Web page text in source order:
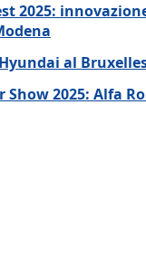
2025:
al
Show 2025: Alfa